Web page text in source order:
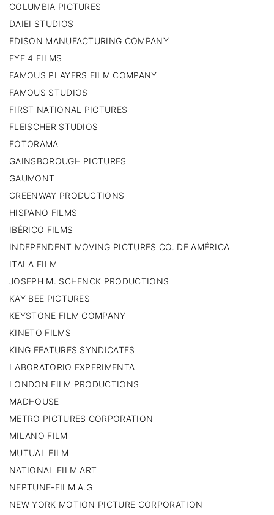
COLUMBIA PICTURES
DAIEI STUDIOS
EDISON MANUFACTURING COMPANY
EYE 4 FILMS
FAMOUS PLAYERS FILM COMPANY
FAMOUS STUDIOS
FIRST NATIONAL PICTURES
FLEISCHER STUDIOS
FOTORAMA
GAINSBOROUGH PICTURES
GAUMONT
GREENWAY PRODUCTIONS
HISPANO FILMS
IBÉRICO FILMS
INDEPENDENT MOVING PICTURES CO. DE AMÉRICA
ITALA FILM
JOSEPH M. SCHENCK PRODUCTIONS
KAY BEE PICTURES
KEYSTONE FILM COMPANY
KINETO FILMS
KING FEATURES SYNDICATES
LABORATORIO EXPERIMENTA
LONDON FILM PRODUCTIONS
MADHOUSE
METRO PICTURES CORPORATION
MILANO FILM
MUTUAL FILM
NATIONAL FILM ART
NEPTUNE-FILM A.G
NEW YORK MOTION PICTURE CORPORATION